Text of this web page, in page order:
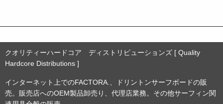
クオリティーハードコア ディストリビューションズ [ Quality
Hardcore Distributions ]
インターネット上でのFACTORA.、ドリントンサーフボードの販
売。販売店へのOEM製品卸売り、代理店業務。その他サーフィン関